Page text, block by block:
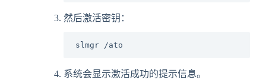
然后激活密钥：
slmgr /ato
系统会显示激活成功的提示信息。